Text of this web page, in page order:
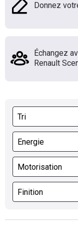
Donnez
Échangez
Renault